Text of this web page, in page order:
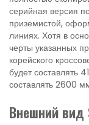
серийная версия
приземистой,
линиях. Хотя в
черты указанных
корейского
будет составлять
составлять 2600
Внешний вид